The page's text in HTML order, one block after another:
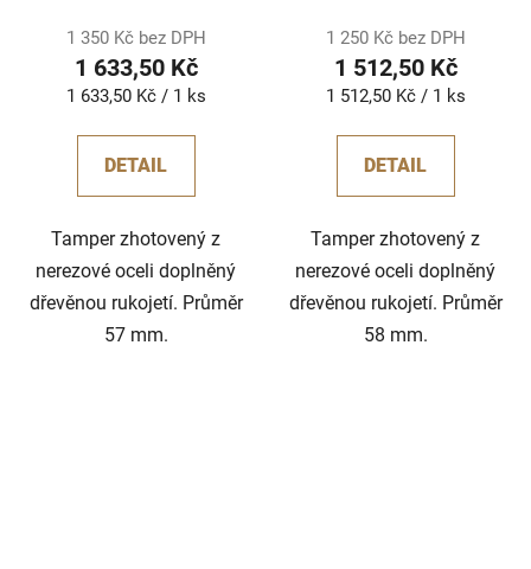
1 350 Kč bez DPH
1 633,50 Kč
Měrná
1 633,50 Kč / 1 ks
DETAIL
Tamper zhotovený z
nerezové oceli doplněný
dřevěnou rukojetí. Průměr
57 mm.
1 250 Kč bez DPH
1 512,50 Kč
Měrná
1 512,50 Kč / 1 ks
DETAIL
Tamper zhotovený z
nerezové oceli doplněný
dřevěnou rukojetí. Průměr
58 mm.